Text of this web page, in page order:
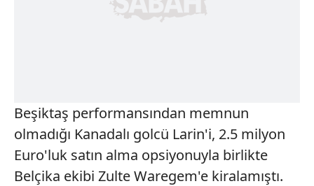
Beşiktaş performansından memnun
olmadığı Kanadalı golcü Larin'i, 2.5 milyon
Euro'luk satın alma opsiyonuyla birlikte
Belçika ekibi Zulte Waregem'e kiralamıştı.